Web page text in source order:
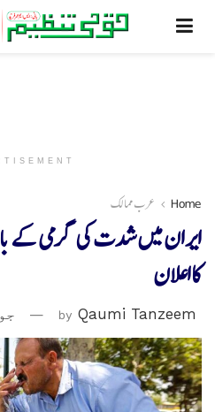
Home عرب ممالک
ایران میں شدت کی گرمی
کااعلان
by Qaumi Tanzeem